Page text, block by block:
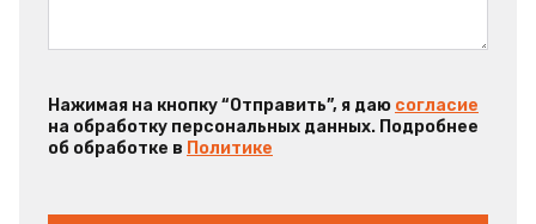
Нажимая на кнопку “Отправить”, я даю согласие
на обработку персональных данных. Подробнее
об обработке в Политике